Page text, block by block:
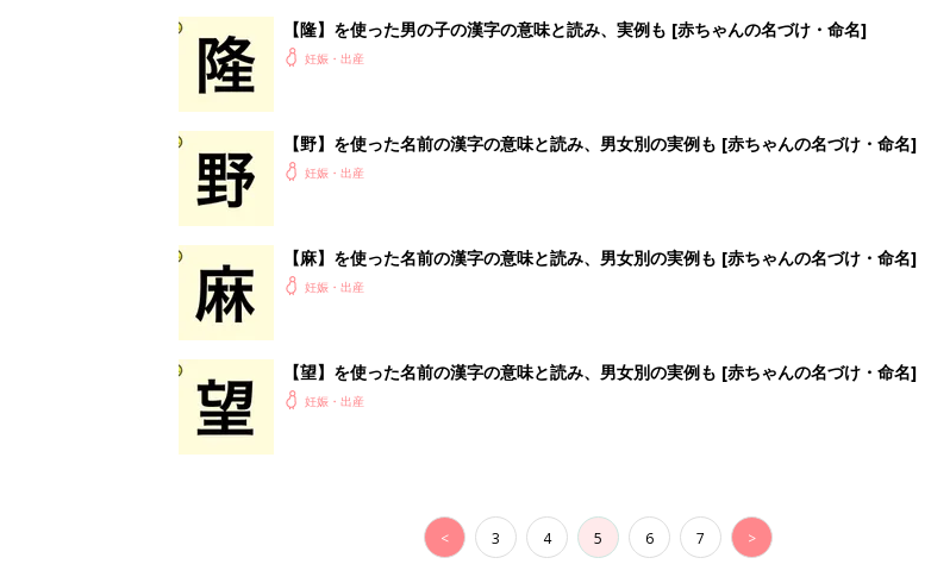
【隆】を使った男の子の漢字の意味と読み、実例も [赤ちゃんの名づけ・命名]
妊娠・出産
【野】を使った名前の漢字の意味と読み、男女別の実例も [赤ちゃんの名づけ・命名]
妊娠・出産
【麻】を使った名前の漢字の意味と読み、男女別の実例も [赤ちゃんの名づけ・命名]
妊娠・出産
【望】を使った名前の漢字の意味と読み、男女別の実例も [赤ちゃんの名づけ・命名]
妊娠・出産
< 3 4 5 6 7 >